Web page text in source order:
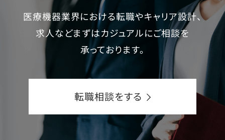
医療機器業界における転職やキャリア設計、
求人などまずはカジュアルにご相談を
承っております。
転職相談をする